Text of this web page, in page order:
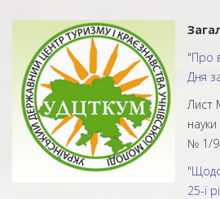
"Про
Дня
Лист
№ 1/
"Щодо
25-ї